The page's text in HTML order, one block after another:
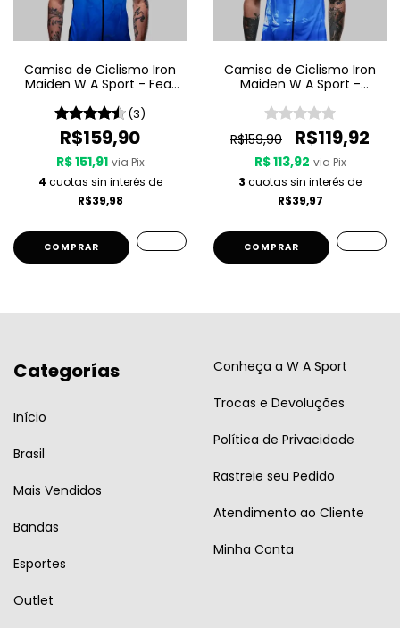
Camisa de Ciclismo Iron
Maiden W A Sport - Fear
(3)
R$159,90
R$ 151,91 via Pix
4 cuotas sin interés de
R$39,98
COMPRAR
Camisa de Ciclismo Iron
Maiden W A Sport -
Son
R$159,90
R$119,92
R$ 113,92 via Pix
3 cuotas sin interés de
R$39,97
COMPRAR
Categorías
Início
Brasil
Mais Vendidos
Bandas
Esportes
Outlet
Conheça a W A Sport
Trocas e Devoluções
Política de Privacidade
Rastreie seu Pedido
Atendimento ao Cliente
Minha Conta